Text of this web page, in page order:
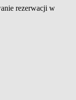
rezerwacji w